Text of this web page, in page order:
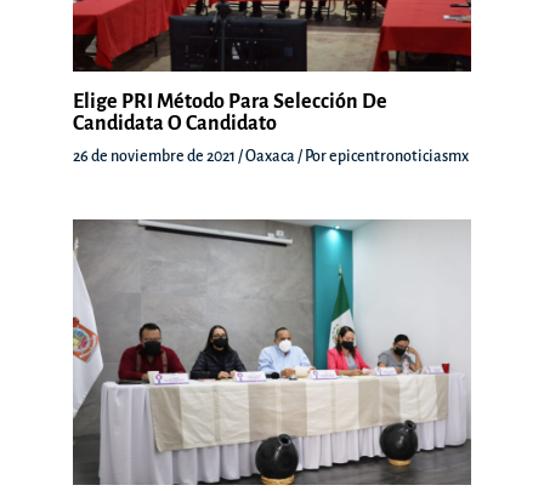
Elige PRI Método Para Selección De
Candidata O Candidato
26 de noviembre de 2021 /Oaxaca / Porepicentronoticiasmx